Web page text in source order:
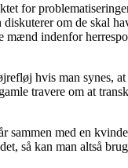
for
om de skal
indenfor
hvis man synes,
travere om at
sammen med en
så kan man altså